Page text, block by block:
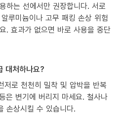
하는 선에서만 권장합니다. 서로
루미늄이나 고무 패킹 손상 위험
. 효과가 없으면 바로 사용을 중단
대처하나요?
로 천천히 밀착 및 압박을 반복
은 변기에 버리지 마세요. 철사나
손상시킬 수 있습니다.